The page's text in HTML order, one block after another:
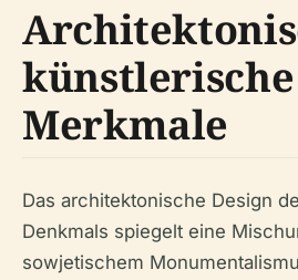
künstlerische
Merkmale
Das architektonische Design
Denkmals spiegelt eine
sowjetischem